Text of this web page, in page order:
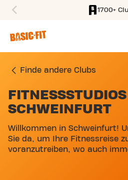
1700+
Finde andere Clubs
SCHWEINFURT
Willkommen in Schweinfurt!
Sie da, um Ihre Fitnessreise
voranzutreiben, wo auch